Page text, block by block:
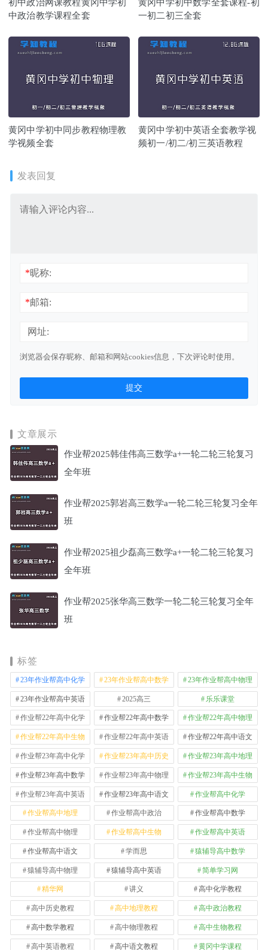
初中政治网课教程黄冈中学初
中政治教学课程全套
黄冈中学初中数学全套课程-初
一初二初三全套
黄冈中学初中同步教程物理教
学视频全套
黄冈中学初中英语全套教学视
频初一/初二/初三英语教程
发表回复
*昵称:
*邮箱:
网址:
浏览器会保存昵称、邮箱和网站cookies信息，下次评论时使用。
文章展示
作业帮2025韩佳伟高三数学a+一轮二轮三轮复习
全年班
作业帮2025郭岩高三数学a一轮二轮三轮复习全年
班
作业帮2025祖少磊高三数学a+一轮二轮三轮复习
全年班
作业帮2025张华高三数学一轮二轮三轮复习全年
班
标签
23年作业帮高中化学 23年作业帮高中数学 23年作业帮高中物理
23年作业帮高中英语 2025高三 乐乐课堂
作业帮22年高中化学 作业帮22年高中数学 作业帮22年高中物理
作业帮22年高中生物 作业帮22年高中英语 作业帮22年高中语文
作业帮23年高中化学 作业帮23年高中历史 作业帮23年高中地理
作业帮23年高中数学 作业帮23年高中物理 作业帮23年高中生物
作业帮23年高中英语 作业帮23年高中语文 作业帮高中化学
作业帮高中地理 作业帮高中政治 作业帮高中数学
作业帮高中物理 作业帮高中生物 作业帮高中英语
作业帮高中语文 学而思 猿辅导高中数学
猿辅导高中物理 猿辅导高中英语 简单学习网
精华网 讲义 高中化学教程
高中历史教程 高中地理教程 高中政治教程
高中数学教程 高中物理教程 高中生物教程
高中英语教程 高中语文教程 黄冈中学课程